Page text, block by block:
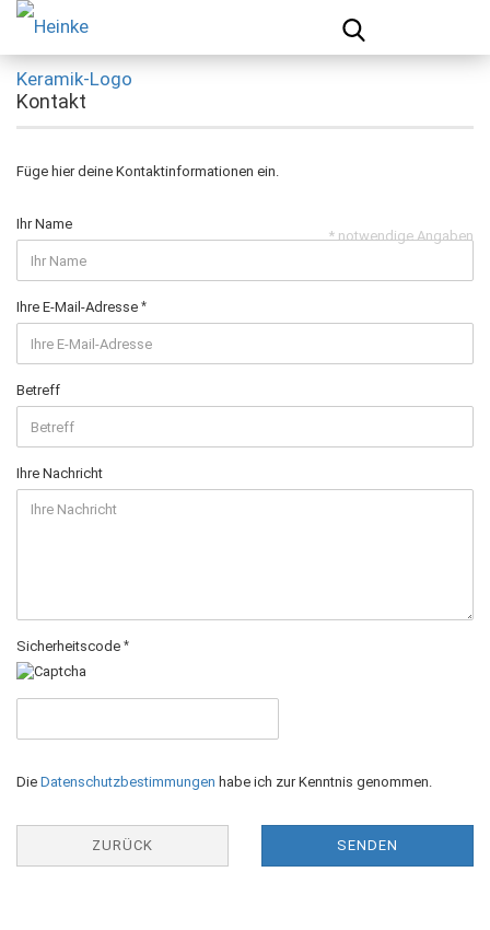
Kontakt
Füge hier deine Kontaktinformationen ein.
Ihr Name
Ihre E-Mail-Adresse
Betreff
Ihre Nachricht
Sicherheitscode
Die Datenschutzbestimmungen habe ich zur Kenntnis genommen.
ZURÜCK SENDEN
* notwendige Angaben